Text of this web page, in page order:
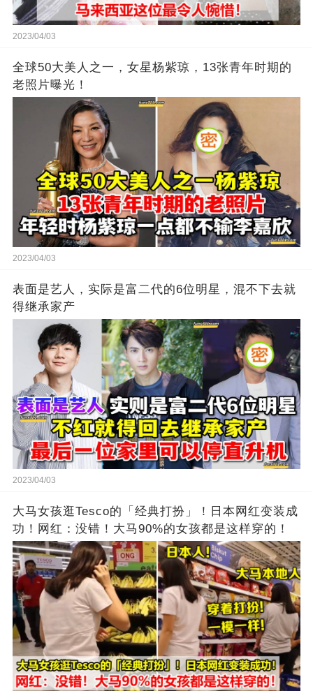
2023/04/03
全球50大美人之一，女星杨紫琼，13张青年时期的
老照片曝光！
2023/04/03
表面是艺人，实际是富二代的6位明星，混不下去就
得继承家产
2023/04/03
大马女孩逛Tesco的「经典打扮」！日本网红变装成
功！网红：没错！大马90%的女孩都是这样穿的！